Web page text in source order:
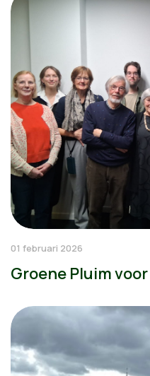
01 februari 2026
Groene Pluim